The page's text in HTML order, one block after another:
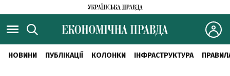
НОВИНИ ПУБЛІКАЦІЇ КОЛОНКИ ІНФРАСТРУКТУРА